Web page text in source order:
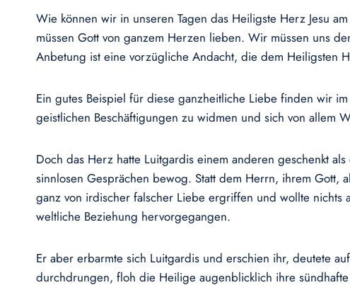
Wie können wir in unseren Tagen das Heiligste Herz Jesu
müssen Gott von ganzem Herzen lieben. Wir müssen uns
Anbetung ist eine vorzügliche Andacht, die dem Heiligsten
Ein gutes Beispiel für diese ganzheitliche Liebe finden wir
geistlichen Beschäftigungen zu widmen und sich von allem
Doch das Herz hatte Luitgardis einem anderen geschenkt
sinnlosen Gesprächen bewog. Statt dem Herrn, ihrem Gott,
ganz von irdischer falscher Liebe ergriffen und wollte nichts
weltliche Beziehung hervorgegangen.
Er aber erbarmte sich Luitgardis und erschien ihr, deutete
durchdrungen, floh die Heilige augenblicklich ihre